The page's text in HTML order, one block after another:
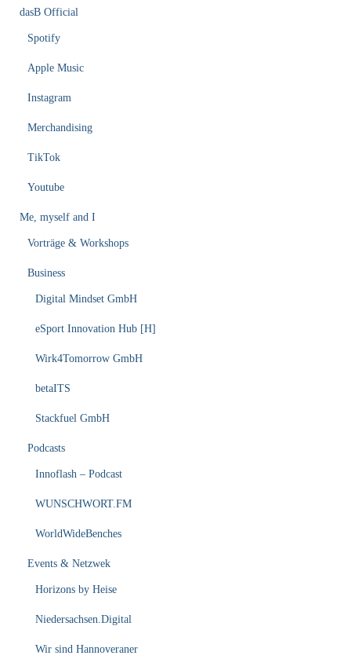
dasB Official
Spotify
Apple Music
Instagram
Merchandising
TikTok
Youtube
Me, myself and I
Vorträge & Workshops
Business
Digital Mindset GmbH
eSport Innovation Hub [H]
Wirk4Tomorrow GmbH
betaITS
Stackfuel GmbH
Podcasts
Innoflash – Podcast
WUNSCHWORT.FM
WorldWideBenches
Events & Netzwek
Horizons by Heise
Niedersachsen.Digital
Wir sind Hannoveraner